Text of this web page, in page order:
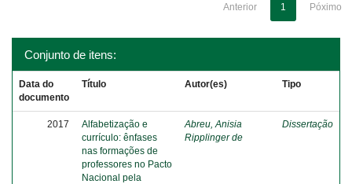
Anterior 1 Póximo
Conjunto de itens:
Data do
documento
Título Autor(es) Tipo
2017
Alfabetização e
currículo: ênfases
nas formações de
professores no Pacto
Nacional pela
Abreu, Anisia
Ripplinger de
Dissertação